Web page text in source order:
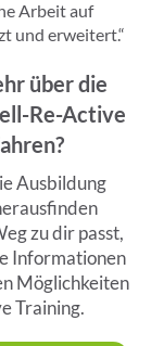
Arbeit auf
und erweitert.“
über die
Re-Active
Ausbildung
zu dir passt,
Informationen
Möglichkeiten
Training.